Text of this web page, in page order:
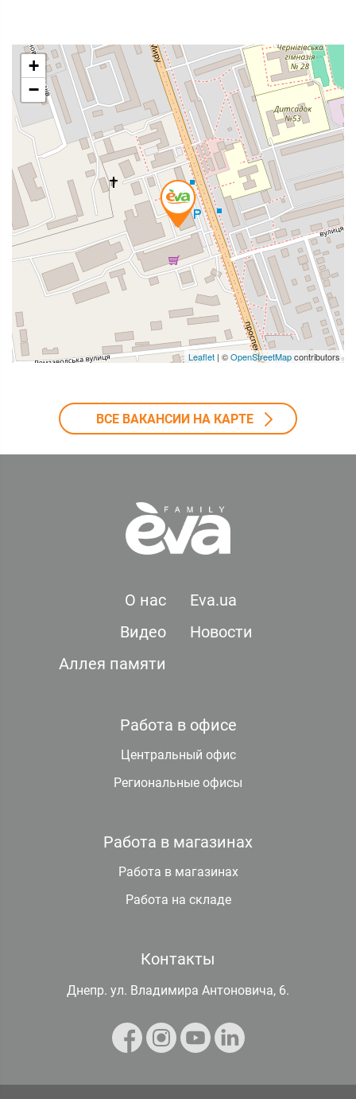
+
−
Leaflet | ©OpenStreetMapcontributors
ВСЕ ВАКАНСИИ НА КАРТЕ
О нас
Eva.ua
Видео
Новости
Аллея памяти
Работа в офисе
Центральный офис
Региональные офисы
Работа в магазинах
Работа в магазинах
Работа на складе
Контакты
Днепр. ул. Владимира Антоновича, 6.